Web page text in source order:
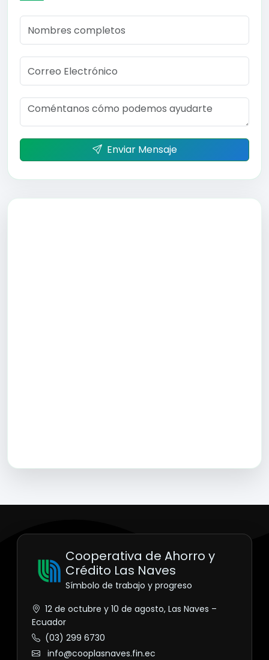
Enviar Mensaje
Cooperativa de Ahorro y
Crédito Las Naves
Símbolo de trabajo y progreso
12 de octubre y 10 de agosto, Las Naves –
Ecuador
(03) 299 6730
info@cooplasnaves.fin.ec